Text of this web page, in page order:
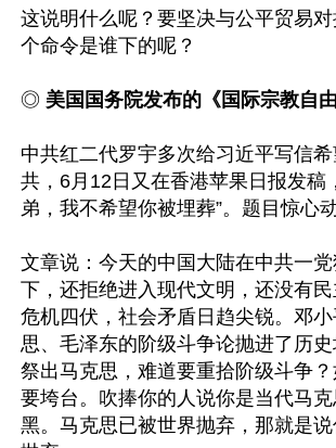
这说明什么呢？要坚决与公平贸易
个命令是谁下的呢？
◎ 美国国务院发布的《国际宗教自由
中共红二代罗宇多次给习近平写信
共，6月12日又在香港苹果日报发稿
弟，我不希望你被埋葬”。题目惊心动
文章说：今天的中国大陆在中共一
下，还拒绝进入现代文明，还没有
危机四伏，社会矛盾日趋尖锐。邓
思、毛泽东的阶级斗争论抛进了历
祭出马克思，难道要重拾阶级斗争
要垮台。吹捧你的人说你是当代马
黑。马克思已被世界抛弃，那就是